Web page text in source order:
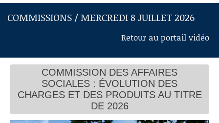
EN DIRECT
RECHERCHE
AIDE À LA DÉCOUPE
Séance publique
Questions au Gouvernement
Commissions
Présidence
Évènements
Connaissance, Histoire
COMMISSIONS / MERCREDI 8 JUILLET 2026
Retour au portail vidéo
COMMISSION DES AFFAIRES
SOCIALES : ÉVOLUTION DES
CHARGES ET DES PRODUITS AU TITRE
DE 2026